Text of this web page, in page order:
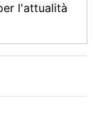
l'attualità